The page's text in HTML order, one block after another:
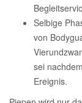
Selbige
von
sei
Ereignis.